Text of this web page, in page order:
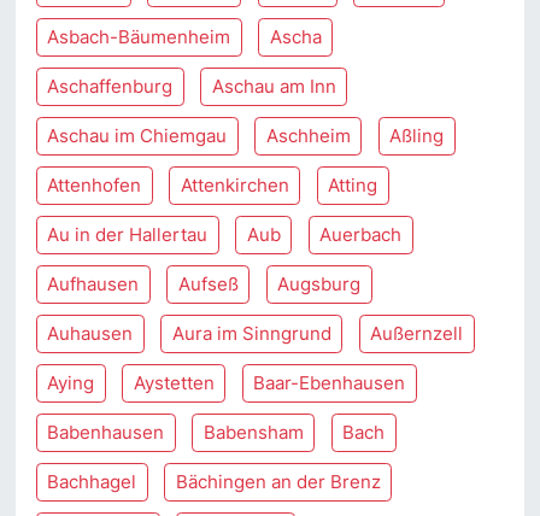
Asbach-Bäumenheim Ascha
Aschaffenburg Aschau am Inn
Aschau im Chiemgau Aschheim Aßling
Attenhofen Attenkirchen Atting
Au in der Hallertau Aub Auerbach
Aufhausen Aufseß Augsburg
Auhausen Aura im Sinngrund Außernzell
Aying Aystetten Baar-Ebenhausen
Babenhausen Babensham Bach
Bachhagel Bächingen an der Brenz